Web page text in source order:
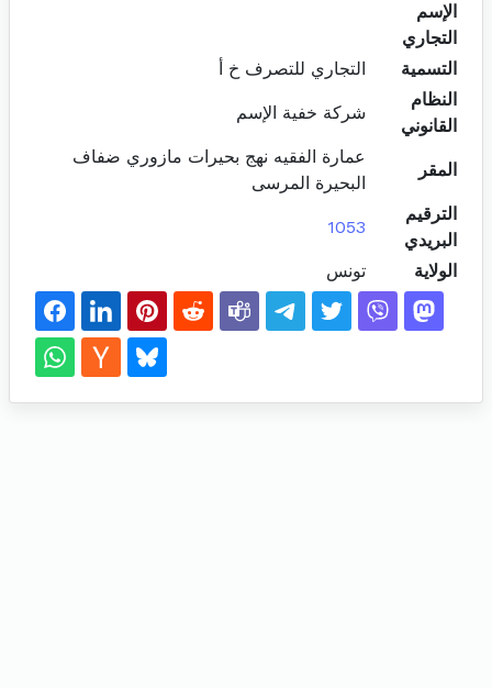
الإسم
التجاري
التسمية
التجاري للتصرف خ أ
النظام
القانوني
شركة خفية الإسم
المقر
عمارة الفقيه نهج بحيرات مازوري ضفاف
البحيرة المرسى
الترقيم
البريدي
1053
الولاية تونس